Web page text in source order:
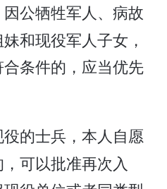
公牺牲军人、病故
和现役军人子女，
条件的，应当优先
的士兵，本人自愿
可以批准再次入